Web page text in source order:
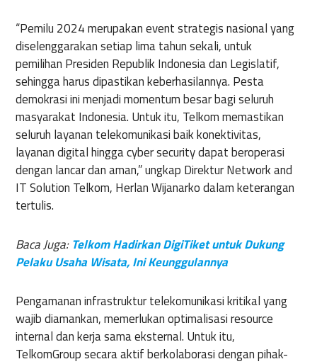
“Pemilu 2024 merupakan event strategis nasional yang
diselenggarakan setiap lima tahun sekali, untuk
pemilihan Presiden Republik Indonesia dan Legislatif,
sehingga harus dipastikan keberhasilannya. Pesta
demokrasi ini menjadi momentum besar bagi seluruh
masyarakat Indonesia. Untuk itu, Telkom memastikan
seluruh layanan telekomunikasi baik konektivitas,
layanan digital hingga cyber security dapat beroperasi
dengan lancar dan aman,” ungkap Direktur Network and
IT Solution Telkom, Herlan Wijanarko dalam keterangan
tertulis.
Baca Juga:Telkom Hadirkan DigiTiket untuk Dukung
Pelaku Usaha Wisata, Ini Keunggulannya
Pengamanan infrastruktur telekomunikasi kritikal yang
wajib diamankan, memerlukan optimalisasi resource
internal dan kerja sama eksternal. Untuk itu,
TelkomGroup secara aktif berkolaborasi dengan pihak-